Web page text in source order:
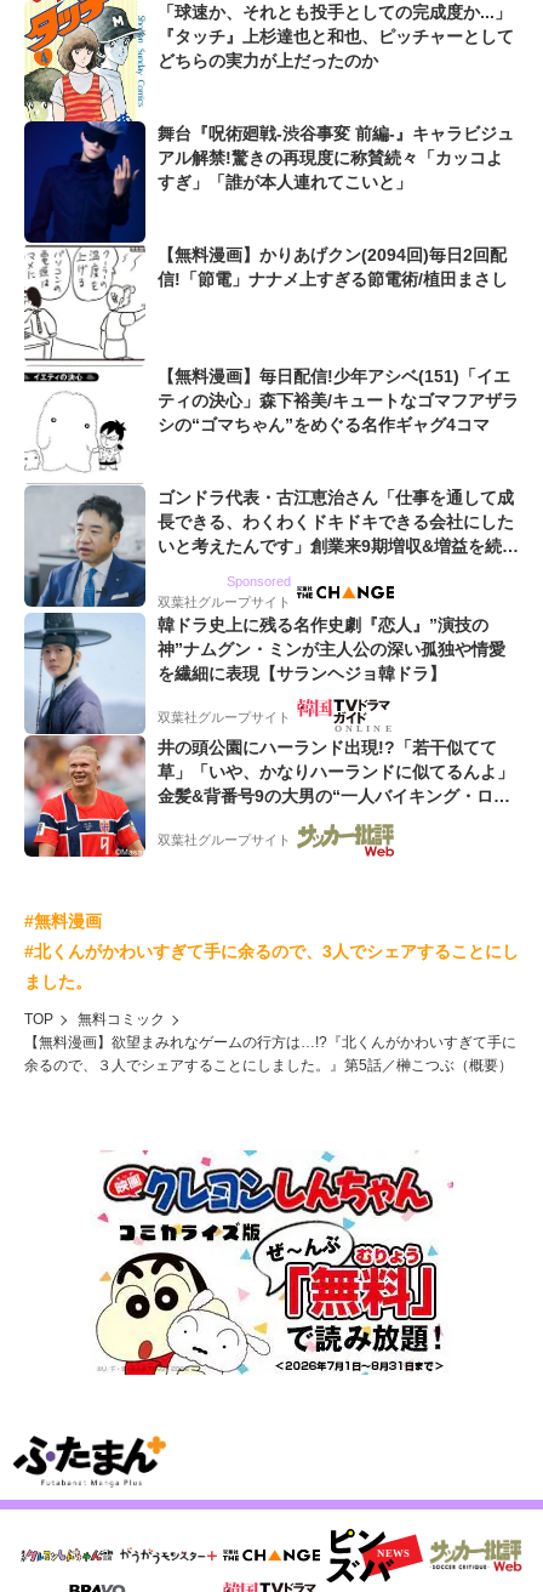
「球速か、それとも投手としての完成度か...」
『タッチ』上杉達也と和也、ピッチャーとして
どちらの実力が上だったのか
舞台『呪術廻戦-渋谷事変 前編-』キャラビジュ
アル解禁!驚きの再現度に称賛続々「カッコよ
すぎ」「誰が本人連れてこいと」
【無料漫画】かりあげクン(2094回)毎日2回配
信!「節電」ナナメ上すぎる節電術/植田まさし
【無料漫画】毎日配信!少年アシベ(151)「イエ
ティの決心」森下裕美/キュートなゴマフアザラ
シの“ゴマちゃん”をめぐる名作ギャグ4コマ
ゴンドラ代表・古江恵治さん「仕事を通して成
長できる、わくわくドキドキできる会社にした
いと考えたんです」創業来9期増収&増益を続け
Sponsored
双葉社グループサイト
韓ドラ史上に残る名作史劇『恋人』”演技の
神”ナムグン・ミンが主人公の深い孤独や情愛
を繊細に表現【サランヘジョ韓ドラ】
双葉社グループサイト
井の頭公園にハーランド出現!?「若干似てて
草」「いや、かなりハーランドに似てるんよ」
金髪&背番号9の大男の“一人バイキング・ロ
ー”映像が話題!「元気をもらった」
双葉社グループサイト
#無料漫画
#北くんがかわいすぎて手に余るので、3人でシェアすることにし
ました。
TOP
無料コミック
【無料漫画】欲望まみれなゲームの行方は…!?『北くんがかわいすぎて手に
余るので、３人でシェアすることにしました。』第5話／榊こつぶ（概要）